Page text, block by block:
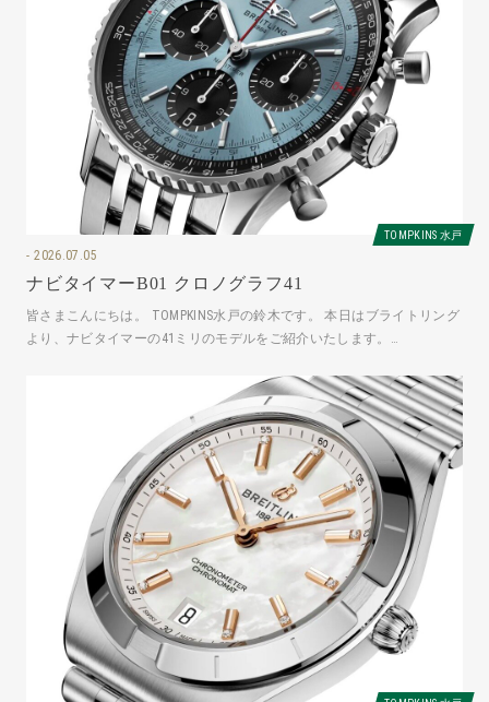
TOMPKINS 水戸
2026.07.05
ナビタイマーB01 クロノグラフ41
皆さまこんにちは。 TOMPKINS水戸の鈴木です。 本日はブライトリング
より、ナビタイマーの41ミリのモデルをご紹介いたします。